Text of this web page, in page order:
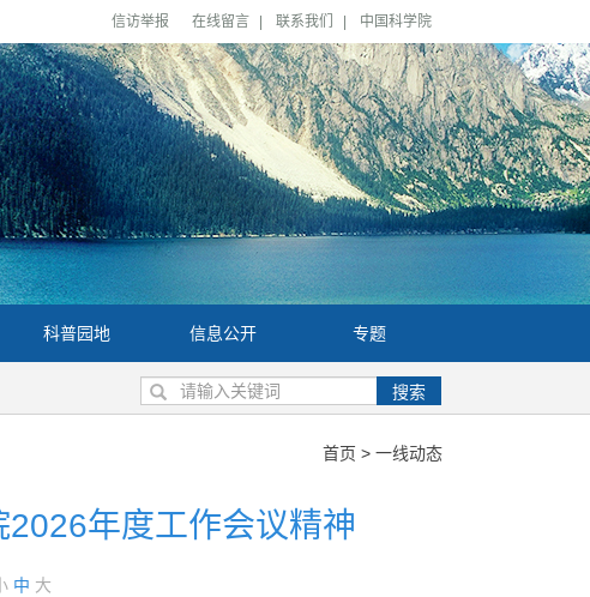
信访举报 在线留言 联系我们 中国科学院
科普园地 信息公开 专题
搜索
首页 > 一线动态
年度工作会议精神
中 大